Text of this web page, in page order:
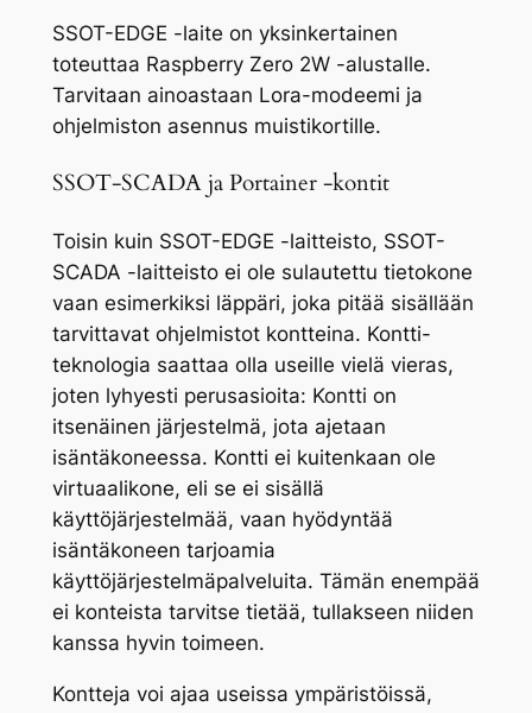
SSOT-EDGE -laite on yksinkertainen
toteuttaa Raspberry Zero 2W -alustalle.
Tarvitaan ainoastaan Lora-modeemi ja
ohjelmiston asennus muistikortille.
SSOT-SCADA ja Portainer -kontit
Toisin kuin SSOT-EDGE -laitteisto, SSOT-
SCADA -laitteisto ei ole sulautettu tietokone
vaan esimerkiksi läppäri, joka pitää sisällään
tarvittavat ohjelmistot kontteina. Kontti-
teknologia saattaa olla useille vielä vieras,
joten lyhyesti perusasioita: Kontti on
itsenäinen järjestelmä, jota ajetaan
isäntäkoneessa. Kontti ei kuitenkaan ole
virtuaalikone, eli se ei sisällä
käyttöjärjestelmää, vaan hyödyntää
isäntäkoneen tarjoamia
käyttöjärjestelmäpalveluita. Tämän enempää
ei konteista tarvitse tietää, tullakseen niiden
kanssa hyvin toimeen.
Kontteja voi ajaa useissa ympäristöissä,